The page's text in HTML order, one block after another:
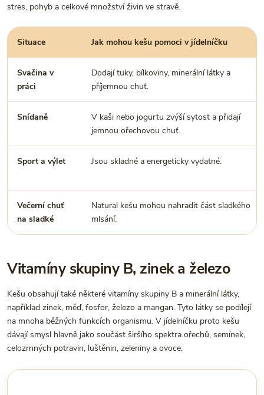
stres, pohyb a celkové množství živin ve stravě.
Situace Jak mohou kešu pomoci v jídelníčku
Svačina v
práci
Dodají tuky, bílkoviny, minerální látky a
příjemnou chuť.
Snídaně
V kaši nebo jogurtu zvýší sytost a přidají
jemnou ořechovou chuť.
Sport a výlet Jsou skladné a energeticky vydatné.
Večerní chuť
na sladké
Natural kešu mohou nahradit část sladkého
mlsání.
Vitamíny skupiny B, zinek a železo
Kešu obsahují také některé vitamíny skupiny B a minerální látky,
například zinek, měď, fosfor, železo a mangan. Tyto látky se podílejí
na mnoha běžných funkcích organismu. V jídelníčku proto kešu
dávají smysl hlavně jako součást širšího spektra ořechů, semínek,
celozrnných potravin, luštěnin, zeleniny a ovoce.